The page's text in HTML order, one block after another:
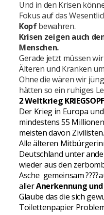
Und in den Krisen
Fokus auf das
Kopfbewahren.
Krisen zeigen auch
Menschen.
Gerade jetzt müssen
Älteren und Kranken
Ohne die wären wir
hätten so ein ruhiges
2 Weltkrieg
Der Krieg in Europa
mindestens 55
meisten davon Zivilisten.
Alle älteren
Deutschland unter
wieder aus den
Asche gemeinsam????
allerAnerkennung
Glaube das die sich
Toilettenpapier